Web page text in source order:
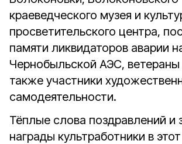
краеведческого музея и
просветительского центра,
памяти ликвидаторов аварии
Чернобыльской АЭС, ветераны
также участники
самодеятельности.
Тёплые слова поздравлений и
награды культработники в